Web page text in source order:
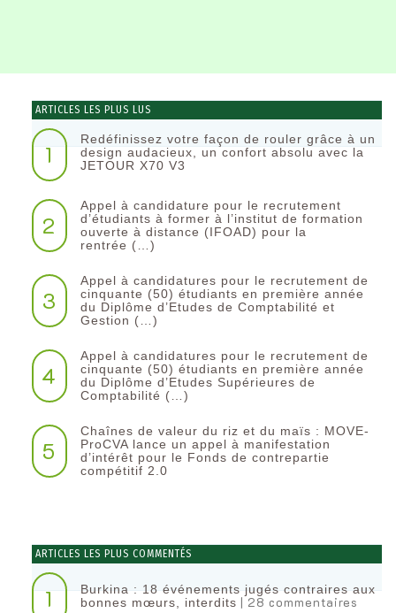
ARTICLES LES PLUS LUS
1
Redéfinissez votre façon de rouler grâce à un
design audacieux, un confort absolu avec la
JETOUR X70 V3
2
Appel à candidature pour le recrutement
d’étudiants à former à l’institut de formation
ouverte à distance (IFOAD) pour la
rentrée (…)
3
Appel à candidatures pour le recrutement de
cinquante (50) étudiants en première année
du Diplôme d’Etudes de Comptabilité et
Gestion (…)
4
Appel à candidatures pour le recrutement de
cinquante (50) étudiants en première année
du Diplôme d’Etudes Supérieures de
Comptabilité (…)
5
Chaînes de valeur du riz et du maïs : MOVE-
ProCVA lance un appel à manifestation
d’intérêt pour le Fonds de contrepartie
compétitif 2.0
ARTICLES LES PLUS COMMENTÉS
1
Burkina : 18 événements jugés contraires aux
bonnes mœurs, interdits | 28 commentaires